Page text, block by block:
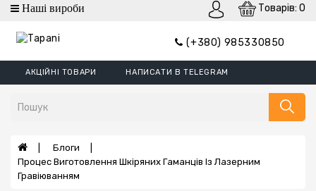
(+380) 985330850
Товарів: 0
Категорії
Гаманці
Гаманці
Затискач
Обкладинки
АКЦІЙНІ ТОВАРИ НАПИСАТИ В TELEGRAM
Блоги
Процес Виготовлення Шкіряних Гаманців Із Лазерним
Гравіюванням